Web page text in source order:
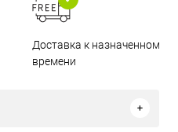
Доставка к назначенному
времени